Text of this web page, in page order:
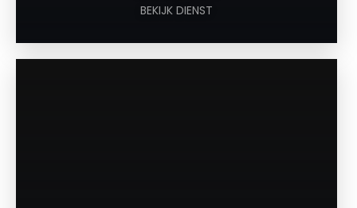
BEKIJK DIENST